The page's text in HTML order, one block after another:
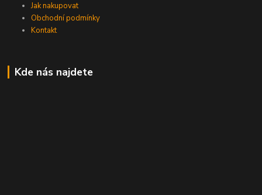
Jak nakupovat
Obchodní podmínky
Kontakt
Kde nás najdete